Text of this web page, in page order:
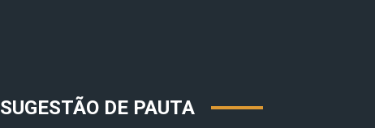
SUGESTÃO DE PAUTA